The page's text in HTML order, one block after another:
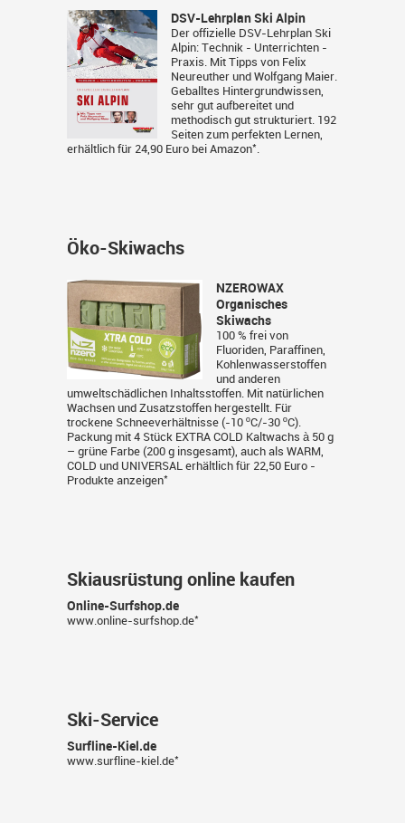
DSV-Lehrplan Ski Alpin
Der offizielle DSV-Lehrplan Ski
Alpin: Technik - Unterrichten -
Praxis. Mit Tipps von Felix
Neureuther und Wolfgang Maier.
Geballtes Hintergrundwissen,
sehr gut aufbereitet und
methodisch gut strukturiert. 192
Seiten zum perfekten Lernen,
erhältlich für 24,90 Euro bei Amazon*.
Öko-Skiwachs
NZEROWAX
Organisches
Skiwachs
100 % frei von
Fluoriden, Paraffinen,
Kohlenwasserstoffen
und anderen
umweltschädlichen Inhaltsstoffen. Mit natürlichen
Wachsen und Zusatzstoffen hergestellt. Für
trockene Schneeverhältnisse (-10 ºC/-30 ºC).
Packung mit 4 Stück EXTRA COLD Kaltwachs à 50 g
– grüne Farbe (200 g insgesamt), auch als WARM,
COLD und UNIVERSAL erhältlich für 22,50 Euro -
Produkte anzeigen*
Skiausrüstung online kaufen
Online-Surfshop.de
www.online-surfshop.de*
Ski-Service
Surfline-Kiel.de
www.surfline-kiel.de*